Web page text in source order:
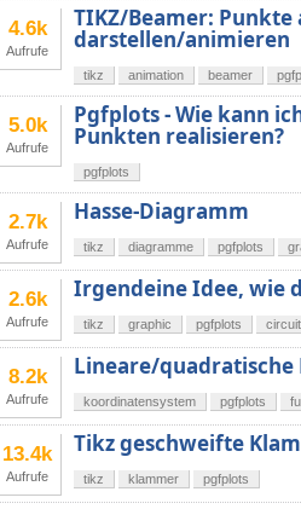
4.6k
Aufrufe
TIKZ/Beamer:
darstellen/animieren
tikz animation beamer
5.0k
Aufrufe
Pgfplots - Wie kann
Punkten realisieren?
pgfplots
2.7k
Aufrufe
Hasse-Diagramm
tikz diagramme pgfplots
2.6k
Aufrufe
Irgendeine Idee, wie
tikz graphic pgfplots
8.2k
Aufrufe
Lineare/
koordinatensystem pgfplots
13.4k
Aufrufe
Tikz geschweifte
tikz klammer pgfplots